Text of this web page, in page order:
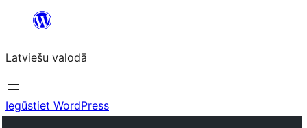
Pāriet
saturu
Latviešu valodā
Iegūstiet WordPress